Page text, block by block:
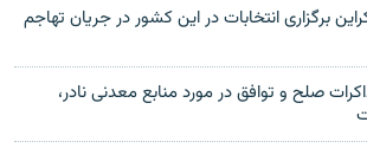
برگزاری انتخابات در این کشور در جریان تهاجم
صلح و توافق در مورد منابع معدنی نادر،